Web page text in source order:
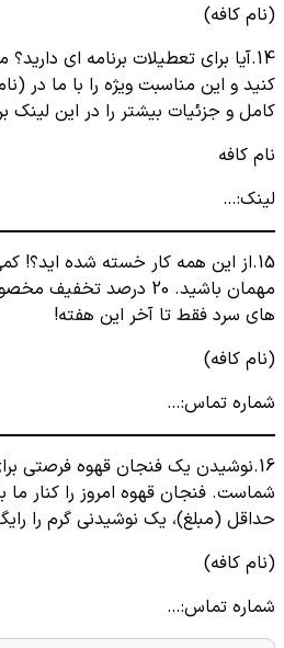
(نام کافه)
14.آیا برای تعطیلات برنامه ای
کنید و این مناسبت ویژه را با ما در
کامل و جزئیات بیشتر را در این لینک
نام کافه
لینک:…
15.از این همه کار خسته شده
مهمان باشید. 20 درصد
های سرد فقط تا آخر این هفته!
(نام کافه)
شماره تماس:…
16.نوشیدن یک فنجان قهوه فرصتی
شماست. فنجان قهوه امروز را کنار
حداقل (مبلغ)، یک نوشیدنی گرم را
(نام کافه)
شماره تماس:…